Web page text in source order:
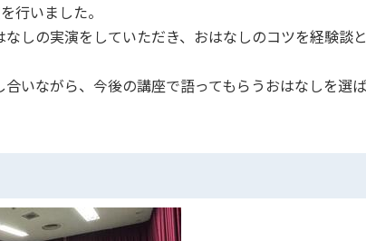
⾏いました。
しの実演をしていただき、おはなしのコツを経験談
いながら、今後の講座で語ってもらうおはなしを選